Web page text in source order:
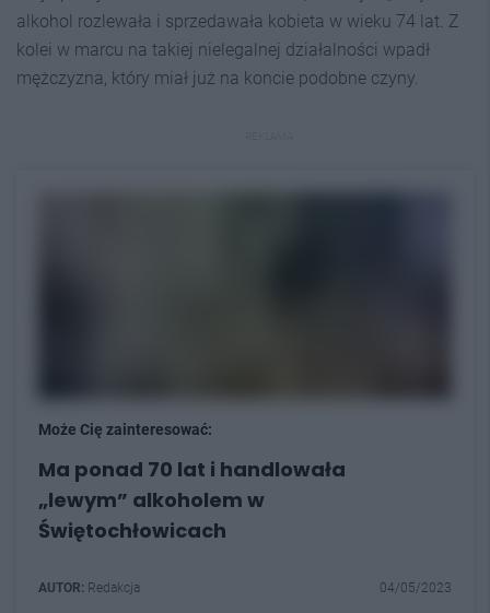
alkohol rozlewała i sprzedawała kobieta w wieku 74 lat. Z
kolei w marcu na takiej nielegalnej działalności wpadł
mężczyzna, który miał już na koncie podobne czyny.
Może Cię zainteresować:
Ma ponad 70 lat i handlowała
„lewym” alkoholem w
Świętochłowicach
AUTOR: Redakcja 04/05/2023